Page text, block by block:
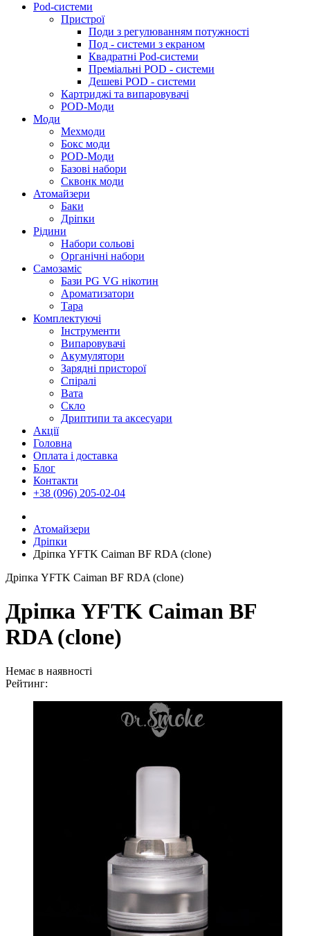
Pod-системи
Пристрої
Поди з регулюванням потужності
Под - системи з екраном
Квадратні Pod-системи
Преміальні POD - системи
Дешеві POD - системи
Картриджі та випаровувачі
POD-Моди
Моди
Мехмоди
Бокс моди
POD-Моди
Базові набори
Сквонк моди
Атомайзери
Баки
Дріпки
Рідини
Набори сольові
Органічні набори
Самозаміс
Бази PG VG нікотин
Ароматизатори
Тара
Комплектуючі
Інструменти
Випаровувачі
Акумулятори
Зарядні присторої
Спіралі
Вата
Скло
Дриптипи та аксесуари
Акції
Головна
Оплата і доставка
Блог
Контакти
+38 (096) 205-02-04
Атомайзери
Дріпки
Дріпка YFTK Caiman BF RDA (clone)
Дріпка YFTK Caiman BF RDA (clone)
Дріпка YFTK Caiman BF
RDA (clone)
Немає в наявності
Рейтинг: